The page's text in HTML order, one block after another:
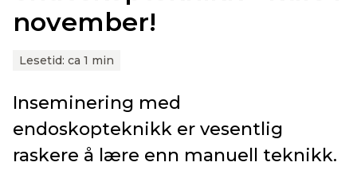
november!
Lesetid: ca 1 min
Inseminering med
endoskopteknikk er vesentlig
raskere å lære enn manuell teknikk.